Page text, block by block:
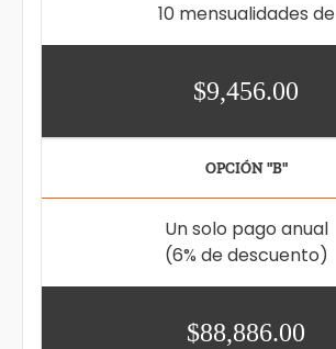
10 mensualidades de
$9,456.00
OPCIÓN "B"
Un solo pago anual
(6% de descuento)
$88,886.00